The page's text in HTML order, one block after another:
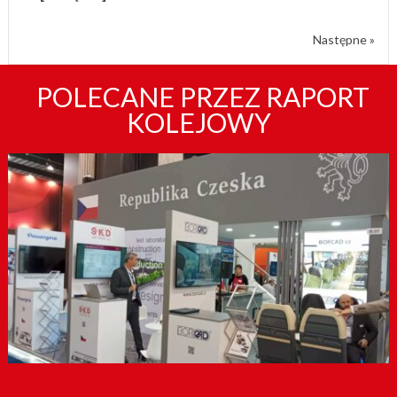
Następne »
POLECANE PRZEZ RAPORT
KOLEJOWY